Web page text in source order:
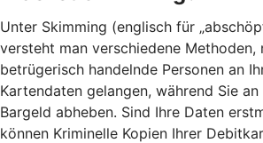
Unter Skimming (englisch für
versteht man verschiedene Methoden,
betrügerisch handelnde Personen an
Kartendaten gelangen, während Sie
Bargeld abheben. Sind Ihre Daten
können Kriminelle Kopien Ihrer